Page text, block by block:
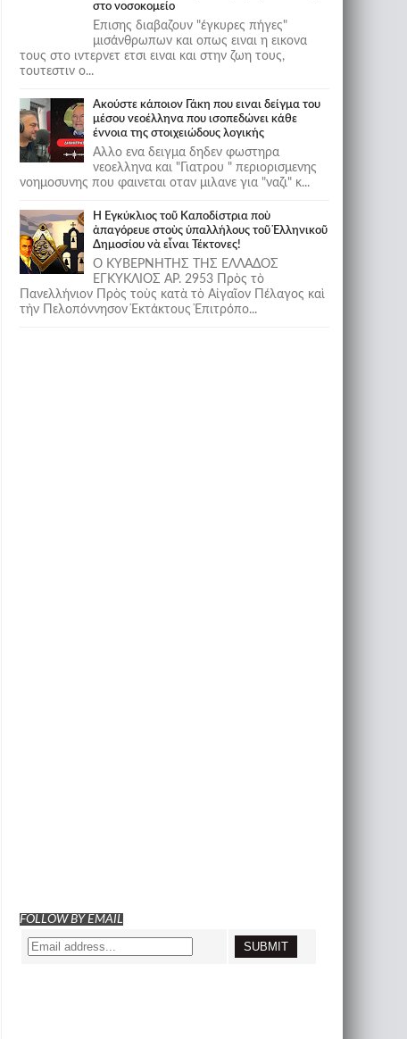
στο νοσοκομείο
Επισης διαβαζουν "έγκυρες πήγες"
μισάνθρωπων και οπως ειναι η εικονα
τους στο ιντερνετ ετσι ειναι και στην ζωη τους,
τουτεστιν ο...
Ακούστε κάποιον Γάκη που ειναι δείγμα του
μέσου νεοέλληνα που ισοπεδώνει κάθε
έννοια της στοιχειώδους λογικής
Αλλο ενα δειγμα δηδεν φωστηρα
νεοελληνα και "Γιατρου " περιορισμενης
νοημοσυνης που φαινεται οταν μιλανε για "ναζι" κ...
Ἡ Ἐγκύκλιος τοῦ Καποδίστρια ποὺ
ἀπαγόρευε στοὺς ὑπαλλήλους τοῦ Ἑλληνικοῦ
Δημοσίου νὰ εἶναι Τέκτονες!
Ο ΚΥΒΕΡΝΗΤΗΣ ΤΗΣ ΕΛΛΑΔΟΣ
ΕΓΚΥΚΛΙΟΣ ΑΡ. 2953 Πρὸς τὸ
Πανελλήνιον Πρὸς τοὺς κατὰ τὸ Αἰγαῖον Πέλαγος καὶ
τὴν Πελοπόννησον Ἐκτάκτους Ἐπιτρόπο...
FOLLOW BY EMAIL